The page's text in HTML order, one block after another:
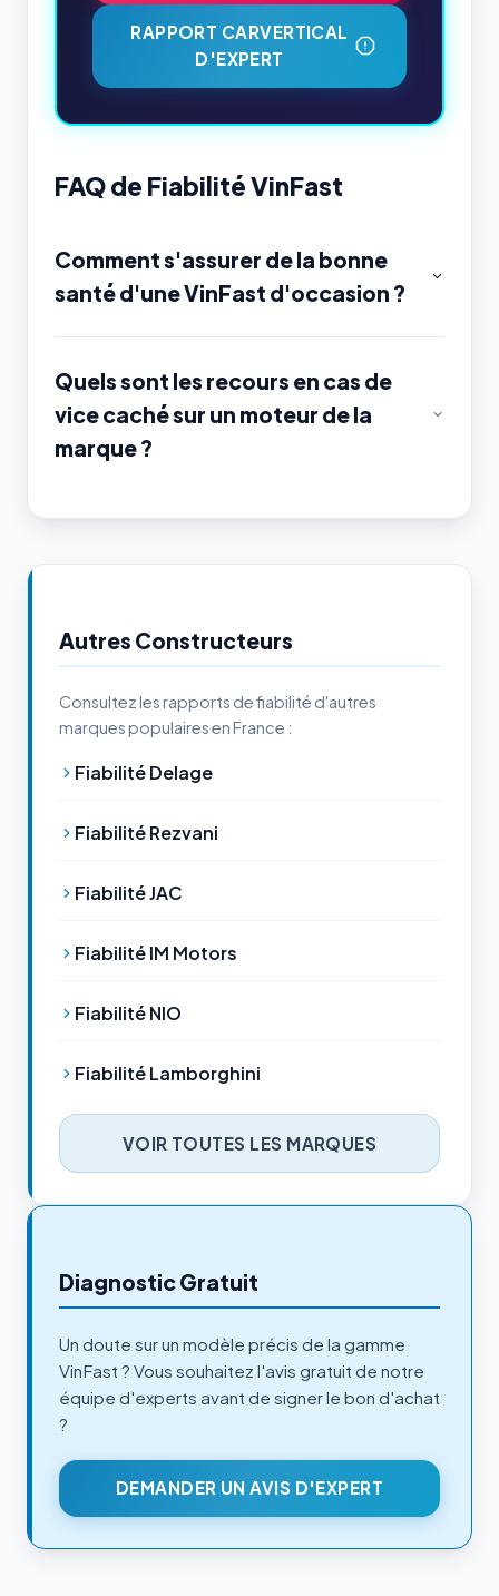
RAPPORT CARVERTICAL
D'EXPERT
FAQ de Fiabilité VinFast
Comment s'assurer de la bonne
santé d'une VinFast d'occasion ?
Quels sont les recours en cas de
vice caché sur un moteur de la
marque ?
Autres Constructeurs
Consultez les rapports de fiabilité d'autres
marques populaires en France :
Fiabilité Delage
Fiabilité Rezvani
Fiabilité JAC
Fiabilité IM Motors
Fiabilité NIO
Fiabilité Lamborghini
VOIR TOUTES LES MARQUES
Diagnostic Gratuit
Un doute sur un modèle précis de la gamme
VinFast ? Vous souhaitez l'avis gratuit de notre
équipe d'experts avant de signer le bon d'achat
?
DEMANDER UN AVIS D'EXPERT